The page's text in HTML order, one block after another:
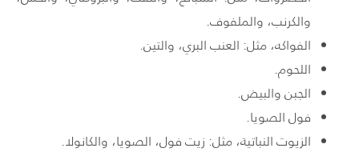
والكرنب، والملفوف.
الفواكه، مثل: العنب البري، والتين.
اللحوم.
الجبن والبيض.
فول الصويا.
الزيوت النباتية، مثل: زيت فول، الصويا، والكانولا.